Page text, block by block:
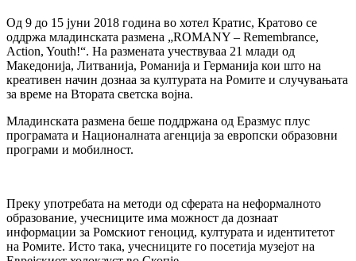
Од 9 до 15 јуни 2018 година во хотел Кратис, Кратово се
оддржа младинската размена „ROMANY – Remembrance,
Action, Youth!“. На размената учествуваа 21 млади од
Македонија, Литванија, Романија и Германија кои што на
креативен начин дознаа за културата на Ромите и случувањата
за време на Втората светска војна.
Младинската размена беше поддржана од Еразмус плус
програмата и Националната агенција за европски образовни
програми и мобилност.
Преку употребата на методи од сферата на неформалното
образование, учесниците има можност да дознаат
информации за Ромскиот геноцид, културата и идентитетот
на Ромите. Исто така, учесниците го посетија музејот на